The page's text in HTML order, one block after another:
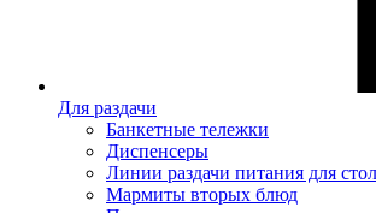
Для раздачи
Банкетные тележки
Диспенсеры
Линии раздачи питания для
Мармиты вторых блюд